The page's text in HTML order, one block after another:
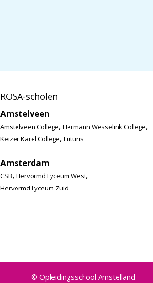
ROSA-scholen
Amstelveen
Amstelveen College, Hermann Wesselink College,
Keizer Karel College, Futuris
Amsterdam
CSB, Hervormd Lyceum West,
Hervormd Lyceum Zuid
© Opleidingsschool Amstelland